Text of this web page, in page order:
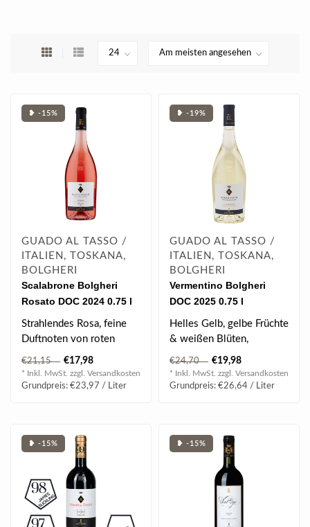
❥ -15%
GUADO AL TASSO /
ITALIEN, TOSKANA,
BOLGHERI
Scalabrone Bolgheri
Rosato DOC 2024 0.75 l
Strahlendes Rosa, feine
Duftnoten von roten
Früchten und etwas
reifere Ankläng..
€21,15 €17,98
* Inkl. MwSt. zzgl. Versandkosten
Grundpreis: €23,97 / Liter
❥ -19%
GUADO AL TASSO /
ITALIEN, TOSKANA,
BOLGHERI
Vermentino Bolgheri
DOC 2025 0.75 l
Helles Gelb, gelbe Früchte
& weißen Blüten,
Zitrusnoten, angenehm &
intensiv,..
€24,70 €19,98
* Inkl. MwSt. zzgl. Versandkosten
Grundpreis: €26,64 / Liter
❥ -15% ❥ -15%